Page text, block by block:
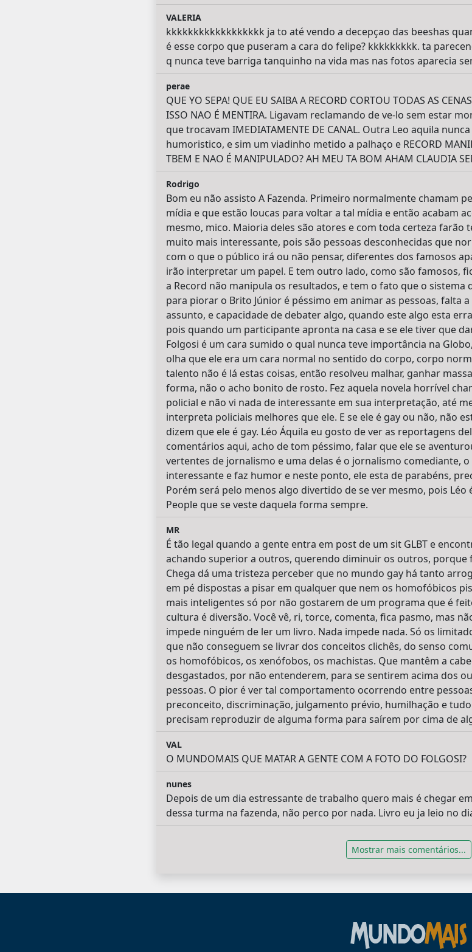
VALERIA
kkkkkkkkkkkkkkkkkk ja to até vendo a decepçao das beeshas
é esse corpo que puseram a cara do felipe? kkkkkkkkk. ta
q nunca teve barriga tanquinho na vida mas nas fotos aparecia
perae
QUE YO SEPA! QUE EU SAIBA A RECORD CORTOU TODAS AS
ISSO NAO É MENTIRA. Ligavam reclamando de ve-lo sem estar
que trocavam IMEDIATAMENTE DE CANAL. Outra Leo aquila
humoristico, e sim um viadinho metido a palhaço e RECORD
TBEM E NAO É MANIPULADO? AH MEU TA BOM AHAM CLAUDIA
Rodrigo
Bom eu não assisto A Fazenda. Primeiro normalmente chamam
mídia e que estão loucas para voltar a tal mídia e então acabam
mesmo, mico. Maioria deles são atores e com toda certeza farão
muito mais interessante, pois são pessoas desconhecidas que
com o que o público irá ou não pensar, diferentes dos famosos
irão interpretar um papel. E tem outro lado, como são famosos,
a Record não manipula os resultados, e tem o fato que o sistema
para piorar o Brito Júnior é péssimo em animar as pessoas, falta
assunto, e capacidade de debater algo, quando este algo esta
pois quando um participante apronta na casa e se ele tiver que
Folgosi é um cara sumido o qual nunca teve importância na
olha que ele era um cara normal no sentido do corpo, corpo
talento não é lá estas coisas, então resolveu malhar, ganhar
forma, não o acho bonito de rosto. Fez aquela novela horrível
policial e não vi nada de interessante em sua interpretação, até
interpreta policiais melhores que ele. E se ele é gay ou não, não
dizem que ele é gay. Léo Áquila eu gosto de ver as reportagens
comentários aqui, acho de tom péssimo, falar que ele se
vertentes de jornalismo e uma delas é o jornalismo comediante,
interessante e faz humor e neste ponto, ele esta de parabéns,
Porém será pelo menos algo divertido de se ver mesmo, pois
People que se veste daquela forma sempre.
MR
É tão legal quando a gente entra em post de um sit GLBT e
achando superior a outros, querendo diminuir os outros, porque
Chega dá uma tristeza perceber que no mundo gay há tanto
em pé dispostas a pisar em qualquer que nem os homofóbicos
mais inteligentes só por não gostarem de um programa que é
cultura é diversão. Você vê, ri, torce, comenta, fica pasmo, mas
impede ninguém de ler um livro. Nada impede nada. Só os
que não conseguem se livrar dos conceitos clichês, do senso
os homofóbicos, os xenófobos, os machistas. Que mantêm a
desgastados, por não entenderem, para se sentirem acima dos
pessoas. O pior é ver tal comportamento ocorrendo entre
preconceito, discriminação, julgamento prévio, humilhação e
precisam reproduzir de alguma forma para saírem por cima de
VAL
O MUNDOMAIS QUE MATAR A GENTE COM A FOTO DO FOLGOSI?
nunes
Depois de um dia estressante de trabalho quero mais é chegar
dessa turma na fazenda, não perco por nada. Livro eu ja leio no
Mostrar mais comentários...